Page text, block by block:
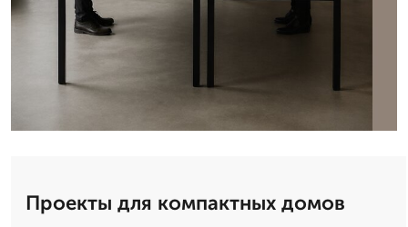
Проекты для компактных домов